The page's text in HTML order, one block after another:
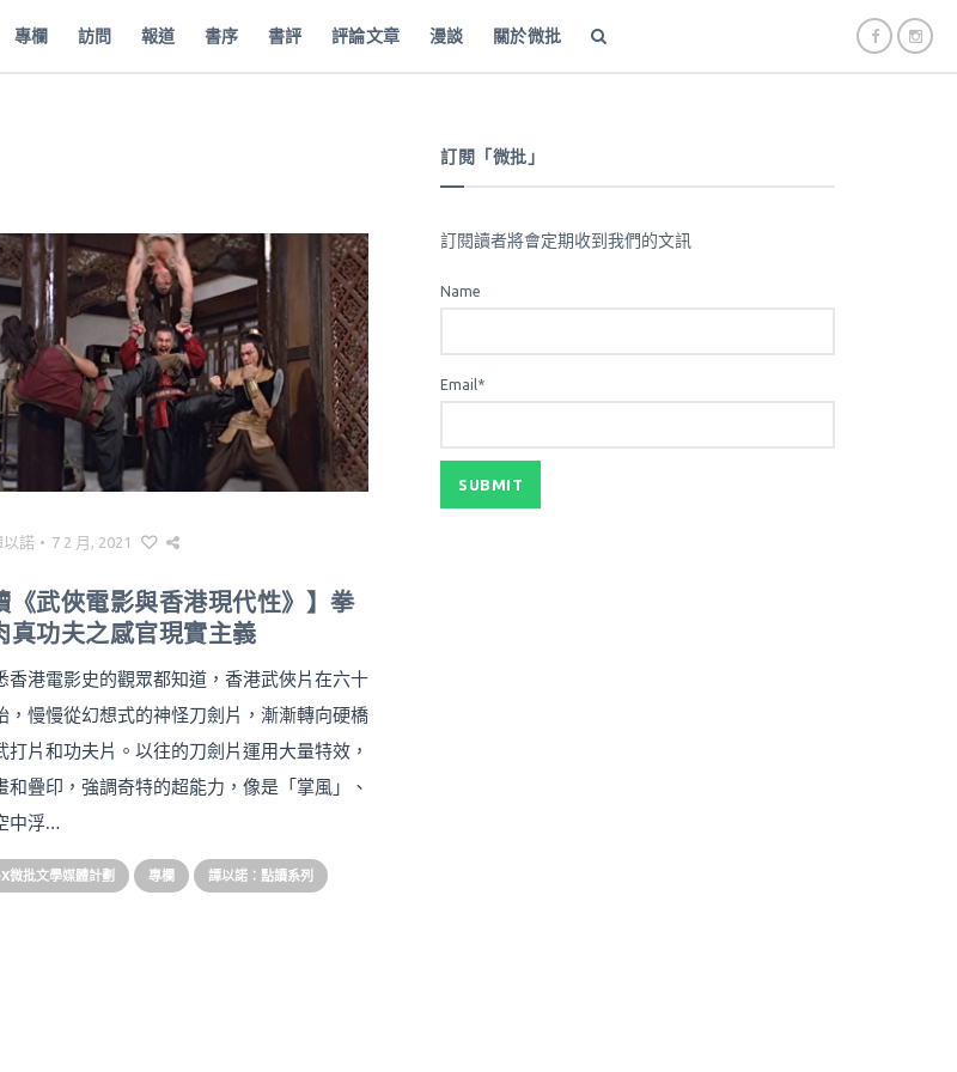
專欄 訪問 報道 書序 書評 評論文章 漫談 關於微批
以諾 • 7 2 月, 2021
《武俠電影與香港現代性》】拳
真功夫之感官現實主義
港電影史的觀眾都知道，香港武俠片在六十
，慢慢從幻想式的神怪刀劍片，漸漸轉向硬橋
打片和功夫片。以往的刀劍片運用大量特效，
和疊印，強調奇特的超能力，像是「掌風」、
中浮…
微批文學媒體計劃 專欄 譚以諾：點讀系列
訂閱「微批」
訂閱讀者將會定期收到我們的文訊
Name
Email*